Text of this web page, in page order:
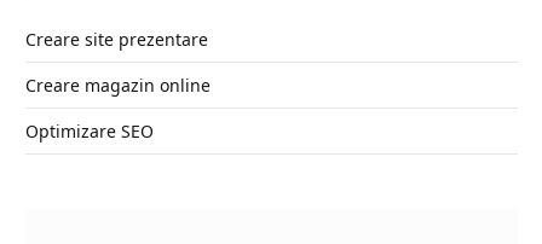
Creare site prezentare
Creare magazin online
Optimizare SEO